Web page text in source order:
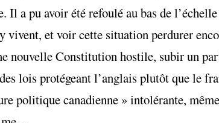
a pu avoir été refoulé au bas de
vivent, et voir cette situation perdurer
nouvelle Constitution hostile, subir un
lois protégeant l’anglais plutôt que le
politique canadienne » intolérante,